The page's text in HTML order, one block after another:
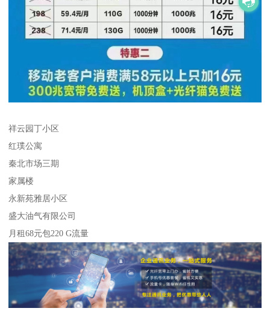
祥云园丁小区
红璞公寓
秦北市场三期
家属楼
永新苑雅居小区
盛大油气有限公司
月租68元包220 G流量